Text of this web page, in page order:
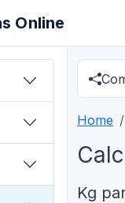
Online
Home
Kg